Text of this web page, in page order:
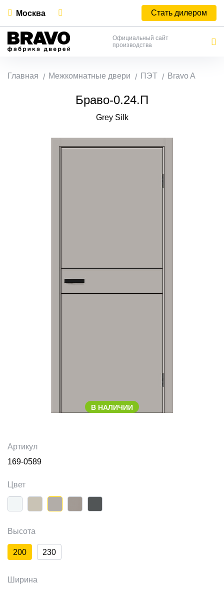
Москва Стать дилером
Официальный сайт
производства
Главная Межкомнатные двери ПЭТ Bravo A
Браво-0.24.П
Grey Silk
В НАЛИЧИИ
Артикул
169-0589
Цвет
Высота
200 230
Ширина